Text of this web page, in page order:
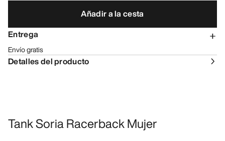
Añadir a la cesta
Entrega
Envío gratis
Detalles del producto
Tank Soria Racerback Mujer